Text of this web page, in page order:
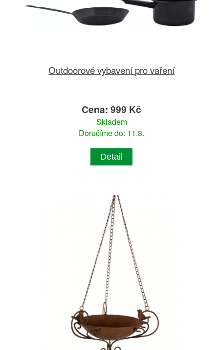
Outdoorové vybavení pro vaření
Cena: 999 Kč
Skladem
Doručíme do: 11.8.
Detail